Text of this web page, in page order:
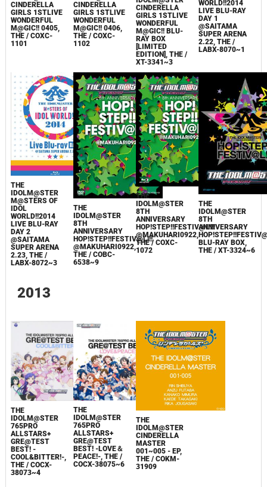
CINDERELLA
GIRLS 1STLIVE
WONDERFUL
M@GIC!! 0405,
THE / COXC-
1101
CINDERELLA
GIRLS 1STLIVE
WONDERFUL
M@GIC!! 0406,
THE / COXC-
1102
CINDERELLA
GIRLS 1STLIVE
WONDERFUL
M@GIC!! BLU-
RAY BOX
[LIMITED
EDITION], THE /
XT-3341~3
WORLD!!2014
LIVE BLU-RAY
DAY 1
@SAITAMA
SUPER ARENA
2.22, THE /
LABX-8070~1
THE
IDOLM@STER
M@STERS OF
IDOL
WORLD!!2014
LIVE BLU-RAY
DAY 2
@SAITAMA
SUPER ARENA
2.23, THE /
LABX-8072~3
THE
IDOLM@STER
8TH
ANNIVERSARY
HOP!STEP!!FESTIV@L!!!
@MAKUHARI0922,
THE / COBC-
6538~9
THE
IDOLM@STER
8TH
ANNIVERSARY
HOP!STEP!!FESTIV@L!!!
@MAKUHARI0922,
THE / COXC-
1072
THE
IDOLM@STER
8TH
ANNIVERSARY
BLU-RAY BOX,
THE / XT-3324~6
2013
THE
IDOLM@STER
765PRO
ALLSTARS+
GRE@TEST
BEST! -
COOL&BITTER!-,
THE / COCX-
38073~4
THE
IDOLM@STER
765PRO
ALLSTARS+
GRE@TEST
BEST! -LOVE＆
PEACE!-, THE /
COCX-38075~6
THE
IDOLM@STER
CINDERELLA
MASTER
001~005 - EP,
THE / COKM-
31909